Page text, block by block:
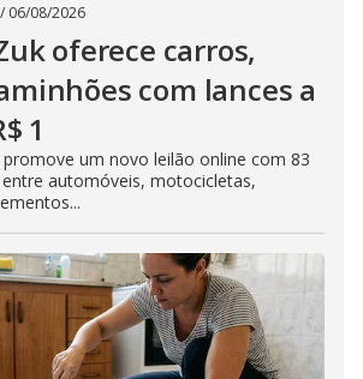
/ 06/08/2026
oferece carros,
com lances a
1
um novo leilão online com 83
automóveis, motocicletas,